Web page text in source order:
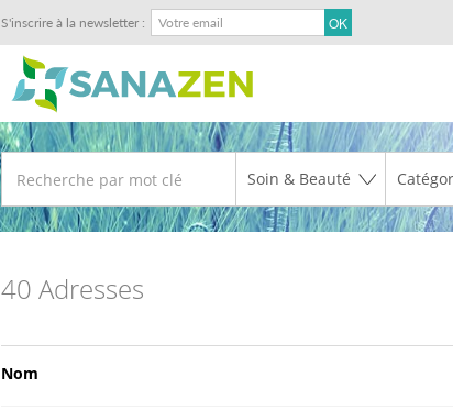
S'inscrire à la newsletter :
40 Adresses
Nom